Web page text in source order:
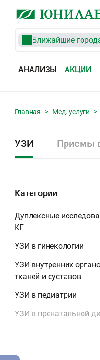
Ближайшие
АНАЛИЗЫ АКЦИИ
Главная Мед. услуги
УЗИ Приемы
Категории
Дуплексные
КГ
УЗИ в гинекологии
УЗИ внутренних
тканей и суставов
УЗИ в педиатрии
УЗИ в пренатальной